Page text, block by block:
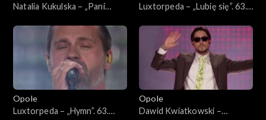
Natalia Kukulska – „Pani
więcej Ciebie tym mniej”,
„Kobieta”, „W biegu”,
„Dobrostan”, „Światło”, „Sexi
flexi”. 63. KFPP: Koncert
„SuperJedynki”
Luxtorpeda – „Lubię się”. 63.
„SuperJedynki”
Opole
Luxtorpeda – „Hymn”. 63.
Opole
Dawid Kwiatkowski –